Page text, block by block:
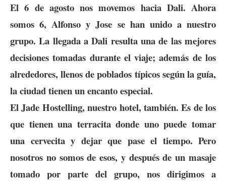
El 6 de agosto nos movemos hacia Dali. Ahora
somos 6, Alfonso y Jose se han unido a nuestro
grupo. La llegada a Dali resulta una de las mejores
decisiones tomadas durante el viaje; además de los
alrededores, llenos de poblados típicos según la guía,
la ciudad tienen un encanto especial.
ElJade Hostelling, nuestro hotel, también. Es de los
que tienen una terracita donde uno puede tomar
una cervecita y dejar que pase el tiempo. Pero
nosotros no somos de esos, y después de un masaje
tomado por parte del grupo, nos dirigimos a